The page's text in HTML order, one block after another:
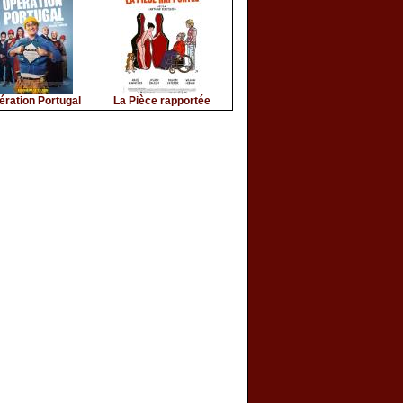
Portugal La Pièce rapportée